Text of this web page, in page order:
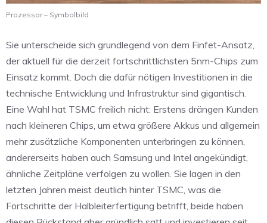
Prozessor – Symbolbild
Sie unterscheide sich grundlegend von dem Finfet-Ansatz,
der aktuell für die derzeit fortschrittlichsten 5nm-Chips zum
Einsatz kommt. Doch die dafür nötigen Investitionen in die
technische Entwicklung und Infrastruktur sind gigantisch.
Eine Wahl hat TSMC freilich nicht: Erstens drängen Kunden
nach kleineren Chips, um etwa größere Akkus und allgemein
mehr zusätzliche Komponenten unterbringen zu können,
andererseits haben auch Samsung und Intel angekündigt,
ähnliche Zeitpläne verfolgen zu wollen. Sie lagen in den
letzten Jahren meist deutlich hinter TSMC, was die
Fortschritte der Halbleiterfertigung betrifft, beide haben